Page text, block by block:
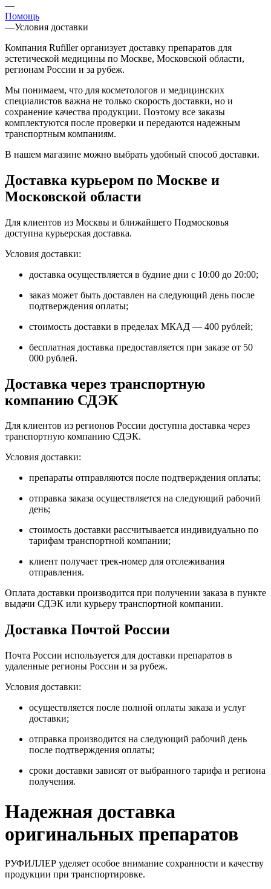
—
Помощь
—Условия доставки
Компания Rufiller организует доставку препаратов для
эстетической медицины по Москве, Московской области,
регионам России и за рубеж.
Мы понимаем, что для косметологов и медицинских
специалистов важна не только скорость доставки, но и
сохранение качества продукции. Поэтому все заказы
комплектуются после проверки и передаются надежным
транспортным компаниям.
В нашем магазине можно выбрать удобный способ доставки.
Доставка курьером по Москве и
Московской области
Для клиентов из Москвы и ближайшего Подмосковья
доступна курьерская доставка.
Условия доставки:
доставка осуществляется в будние дни с 10:00 до 20:00;
заказ может быть доставлен на следующий день после
подтверждения оплаты;
стоимость доставки в пределах МКАД — 400 рублей;
бесплатная доставка предоставляется при заказе от 50
000 рублей.
Доставка через транспортную
компанию СДЭК
Для клиентов из регионов России доступна доставка через
транспортную компанию СДЭК.
Условия доставки:
препараты отправляются после подтверждения оплаты;
отправка заказа осуществляется на следующий рабочий
день;
стоимость доставки рассчитывается индивидуально по
тарифам транспортной компании;
клиент получает трек-номер для отслеживания
отправления.
Оплата доставки производится при получении заказа в пункте
выдачи СДЭК или курьеру транспортной компании.
Доставка Почтой России
Почта России используется для доставки препаратов в
удаленные регионы России и за рубеж.
Условия доставки:
осуществляется после полной оплаты заказа и услуг
доставки;
отправка производится на следующий рабочий день
после подтверждения оплаты;
сроки доставки зависят от выбранного тарифа и региона
получения.
Надежная доставка
оригинальных препаратов
РУФИЛЛЕР уделяет особое внимание сохранности и качеству
продукции при транспортировке.